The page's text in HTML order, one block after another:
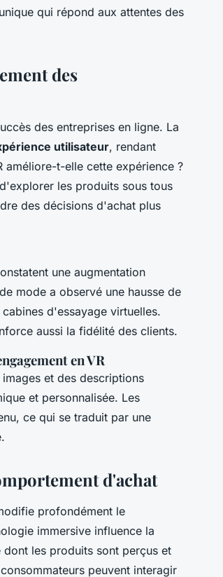
qui répond aux attentes des
des
des entreprises en ligne. La
utilisateur, rendant
améliore-t-elle cette expérience ?
les produits sous tous
des décisions d'achat plus
une augmentation
mode a observé une hausse de
d'essayage virtuelles.
aussi la fidélité des clients.
en VR
et des descriptions
et personnalisée. Les
ce qui se traduit par une
d'achat
profondément le
immersive influence la
les produits sont perçus et
peuvent interagir